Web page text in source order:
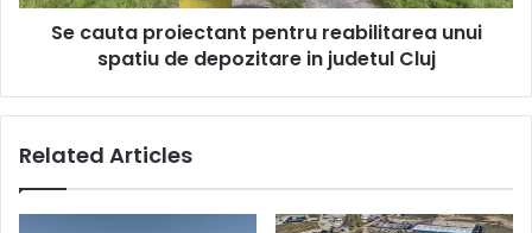
depozitare
Se cauta proiectant pentru reabilitarea unui
spatiu de depozitare in judetul Cluj
Related Articles